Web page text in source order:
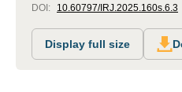
DOI: 10.60797/IRJ.2025.160s.6.3
Display full size